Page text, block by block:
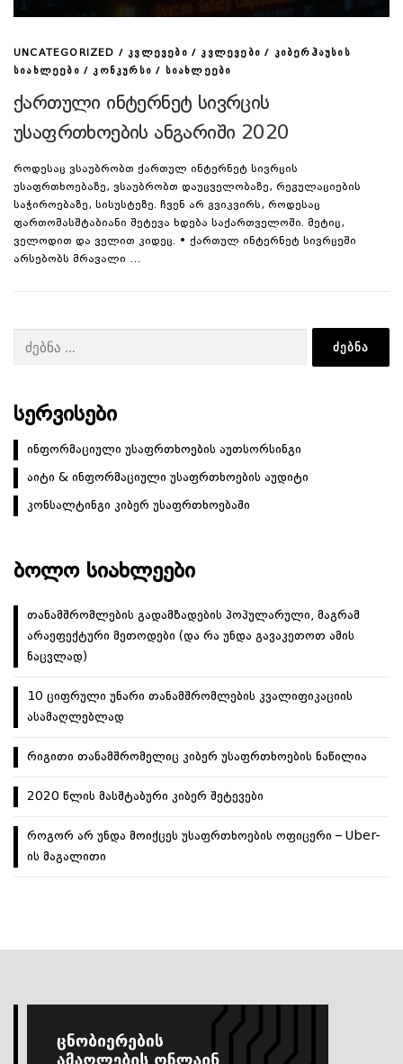
UNCATEGORIZED / ᲙᲕᲚᲔᲕᲔᲑᲘ / ᲙᲕᲚᲔᲕᲔᲑᲘ /
ᲙᲘᲑᲔᲠᲰᲐᲣᲡᲘᲡ
ᲡᲘᲐᲮᲚᲔᲔᲑᲘ / ᲙᲝᲜᲙᲣᲠᲡᲘ / ᲡᲘᲐᲮᲚᲔᲔᲑᲘ
ქართული ინტერნეტ სივრცის
უსაფრთხოების ანგარიში 2020
როდესაც ვსაუბრობთ ქართულ ინტერნეტ სივრცის
უსაფრთხოებაზე, ვსაუბრობთ დაუცველობაზე, რეგულაციების
საჭიროებაზე, სისუსტეზე. ჩვენ არ გვიკვირს, როდესაც
ფართომასშტაბიანი შეტევა ხდება საქართველოში. მეტიც,
ველოდით და ველით კიდეც. • ქართულ ინტერნეტ სივრცეში
არსებობს მრავალი …
ᲡᲔᲠᲕᲘᲡᲔᲑᲘ
ინფორმაციული უსაფრთხოების აუთსორსინგი
აიტი & ინფორმაციული უსაფრთხოების აუდიტი
კონსალტინგი კიბერ უსაფრთხოებაში
ᲑᲝᲚᲝ ᲡᲘᲐᲮᲚᲔᲔᲑᲘ
თანამშრომლების გადამზადების პოპულარული, მაგრამ
არაეფექტური მეთოდები (და რა უნდა გავაკეთოთ ამის
ნაცვლად)
10 ციფრული უნარი თანამშრომლების კვალიფიკაციის
ასამაღლებლად
რიგითი თანამშრომელიც კიბერ უსაფრთხოების ნაწილია
2020 წლის მასშტაბური კიბერ შეტევები
როგორ არ უნდა მოიქცეს უსაფრთხოების ოფიცერი – Uber-
ის მაგალითი